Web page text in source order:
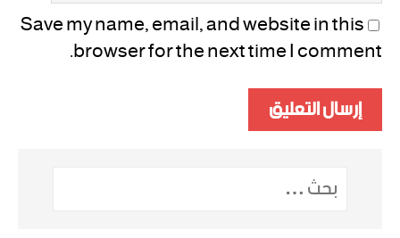
Save my name, email, and website in this
browser for the next time I comment.